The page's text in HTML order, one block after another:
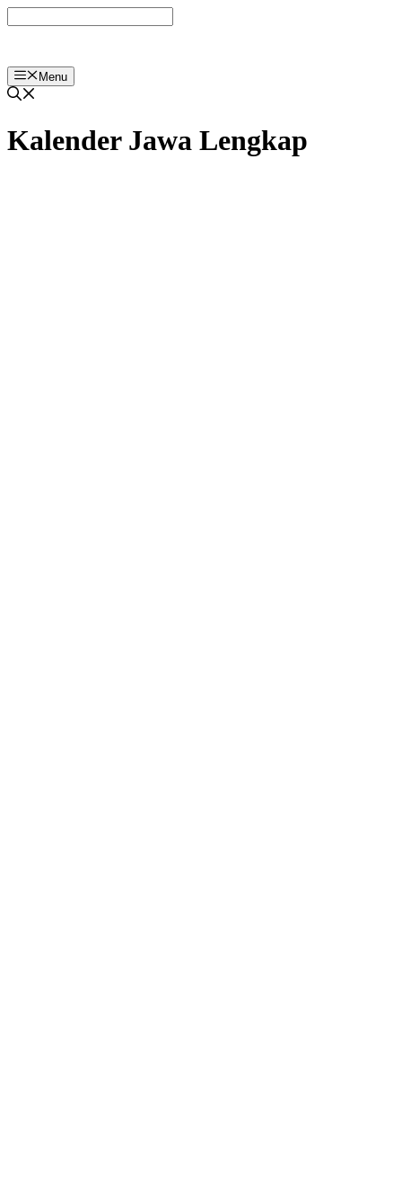
ke
Menu
Kalender Jawa Lengkap